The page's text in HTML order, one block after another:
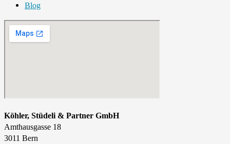
Blog
Köhler, Stüdeli & Partner GmbH
Amthausgasse 18
3011 Bern